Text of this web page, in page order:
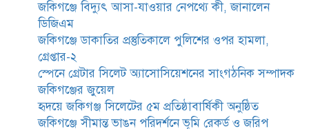
জকিগঞ্জে নারী ও শিশু নির্যাতন ও
বাল্যবিবাহ প্রতিরোধে আন্তঃকলেজ
জকিগঞ্জে বালাউট ছাহেব বাড়ীর
উদ্যোগে দিনব্যাপী ফ্রি চক্ষু সেবা ক্যাম্প
জকিগঞ্জে বিদ্যুৎ আসা-যাওয়ার নেপথ্যে কী, জানালেন
ডিজিএম
জকিগঞ্জে ডাকাতির প্রস্তুতিকালে পুলিশের ওপর হামলা,
গ্রেপ্তার-২
স্পেনে গ্রেটার সিলেট অ্যাসোসিয়েশনের সাংগঠনিক সম্পাদক
জকিগঞ্জের জুয়েল
হৃদয়ে জকিগঞ্জ সিলেটের ৫ম প্রতিষ্ঠাবার্ষিকী অনুষ্ঠিত
জকিগঞ্জে সীমান্ত ভাঙন পরিদর্শনে ভূমি রেকর্ড ও জরিপ